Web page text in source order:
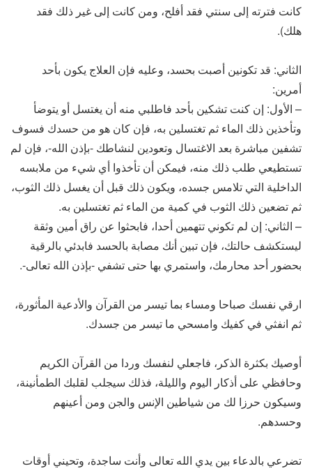
كانت فترته إلى سنتي فقد أفلح، ومن كانت إلى غير ذلك فقد
هلك).
الثاني: قد تكونين أصبت بحسد، وعليه فإن العلاج يكون بأحد
أمرين:
– الأول: إن كنت تشكين بأحد فاطلبي منه أن يغتسل أو يتوضأ
وتأخذين ذلك الماء ثم تغتسلين به، فإن كان هو من حسدك فسوف
تشفين مباشرة بعد الاغتسال وتعودين لنشاطك -بإذن الله-، فإن لم
تستطيعي طلب ذلك منه، فيمكن أن تأخذوا أي شيء من ملابسه
الداخلية التي تلامس جسده، ويكون ذلك قبل أن يغسل ذلك الثوب،
ثم تضعين ذلك الثوب في كمية من الماء ثم تغتسلين به.
– الثاني: إن لم تكوني تتهمين أحدا، فابحثوا عن راق أمين وثقة
ليستكشف حالتك، فإن تبين أنك مصابة بالحسد فابدئي بالرقية
بحضور أحد محارمك، واستمري بها حتى تشفي -بإذن الله تعالى-.
ارقي نفسك صباحا ومساء بما تيسر من القرآن والأدعية المأثورة،
ثم انفثي في كفيك وامسحي ما تيسر من جسدك.
أوصيك بكثرة الذكر، فاجعلي لنفسك وردا من القرآن الكريم
وحافظي على أذكار اليوم والليلة، فذلك سيجلب لقلبك الطمأنينة،
وسيكون حرزا لك من شياطين الإنس والجن ومن أعينهم
وحسدهم.
تضرعي بالدعاء بين يدي الله تعالى وأنت ساجدة، وتحيني أوقات